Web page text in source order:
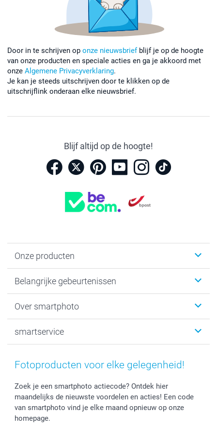
Door in te schrijven op onze nieuwsbrief blijf je op de hoogte
van onze producten en speciale acties en ga je akkoord met
onze Algemene Privacyverklaring.
Je kan je steeds uitschrijven door te klikken op de
uitschrijflink onderaan elke nieuwsbrief.
Blijf altijd op de hoogte!
Onze producten
Fotogeschenken
Fotoprints, Fotoposter & Fotoalbum met fotoprints
MyNameBook
Stickers en Etiketten
Fotokalenders & Fotoagenda's
Belangrijke gebeurtenissen
Baby
Communie- en Lentefeest
Geschenken voor hem
Moederdag
Vaderdag
Verjaardag
Geboorte
Over smartphoto
Duurzaamheid
Voorwaarden
Klachtenregeling
Wettelijke garantie
Privacybeleid
Cookiebeleid
smartservice
smartgarantie
Betalingsmogelijkheden
Grote bestellingen
Levering
Mijn orderstatus
Fotoproducten voor elke gelegenheid!
Zoek je een smartphoto actiecode? Ontdek hier
maandelijks de nieuwste voordelen en acties! Een code
van smartphoto vind je elke maand opnieuw op onze
homepage.